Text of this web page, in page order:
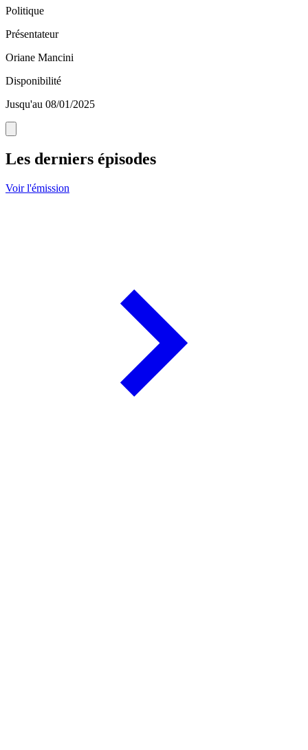
Politique
Présentateur
Oriane Mancini
Disponibilité
Jusqu'au 08/01/2025
Les derniers épisodes
Voir l'émission